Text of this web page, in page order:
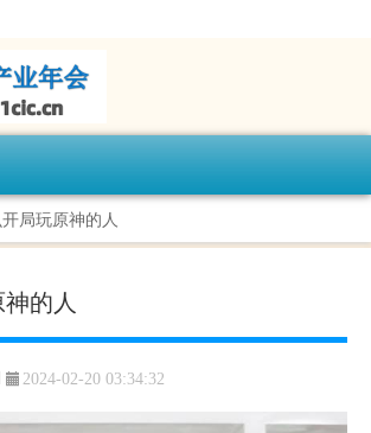
局玩原神的人
的人
2024-02-20 03:34:32